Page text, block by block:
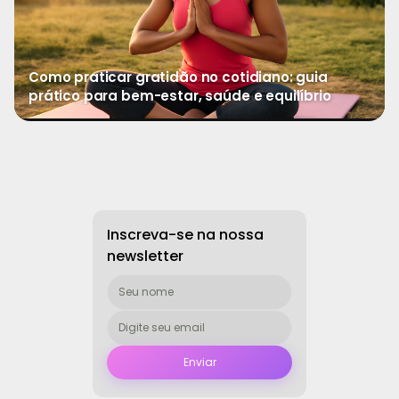
Como praticar gratidão no cotidiano: guia
prático para bem-estar, saúde e equilíbrio
Ver mais→
Inscreva-se na nossa
newsletter